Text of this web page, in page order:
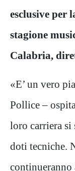
esclusive per
stagione
Calabria,
«E’ un vero
Pollice –
loro carriera
doti tecniche.
continueranno